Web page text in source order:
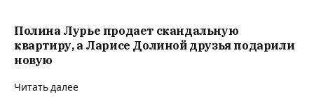
Полина Лурье продает скандальную
квартиру, а Ларисе Долиной друзья подарили
новую
Читать далее